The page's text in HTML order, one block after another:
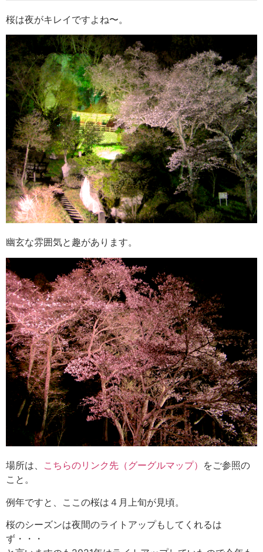
桜は夜がキレイですよね〜。
幽玄な雰囲気と趣があります。
場所は、 こちらのリンク先（グーグルマップ） をご参照の
こと。
例年ですと、ここの桜は４月上旬が見頃。
桜のシーズンは夜間のライトアップもしてくれるは
ず・・・